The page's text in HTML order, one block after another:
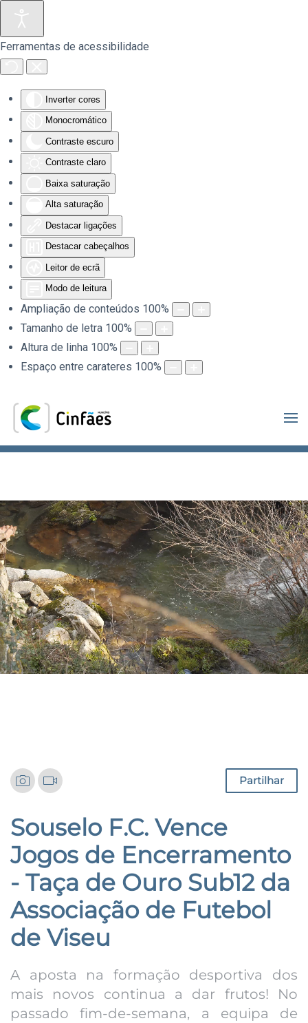
Ferramentas de acessibilidade
Inverter cores
Monocromático
Contraste escuro
Contraste claro
Baixa saturação
Alta saturação
Destacar ligações
Destacar cabeçalhos
Leitor de ecrã
Modo de leitura
Ampliação de conteúdos 100%
Tamanho de letra 100%
Altura de linha 100%
Espaço entre carateres 100%
Saltar para o conteúdo principal
.
Partilhar
Souselo F.C. Vence
Jogos de Encerramento
- Taça de Ouro Sub12 da
Associação de Futebol
de Viseu
A aposta na formação desportiva dos
mais novos continua a dar frutos! No
passado fim-de-semana, a equipa de